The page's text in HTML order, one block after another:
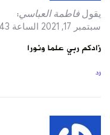
يقول فاطمة العباسي:
سبتمبر 17, 2021 الساعة 8:43 م
زادكم ربي علما ونورا
رد